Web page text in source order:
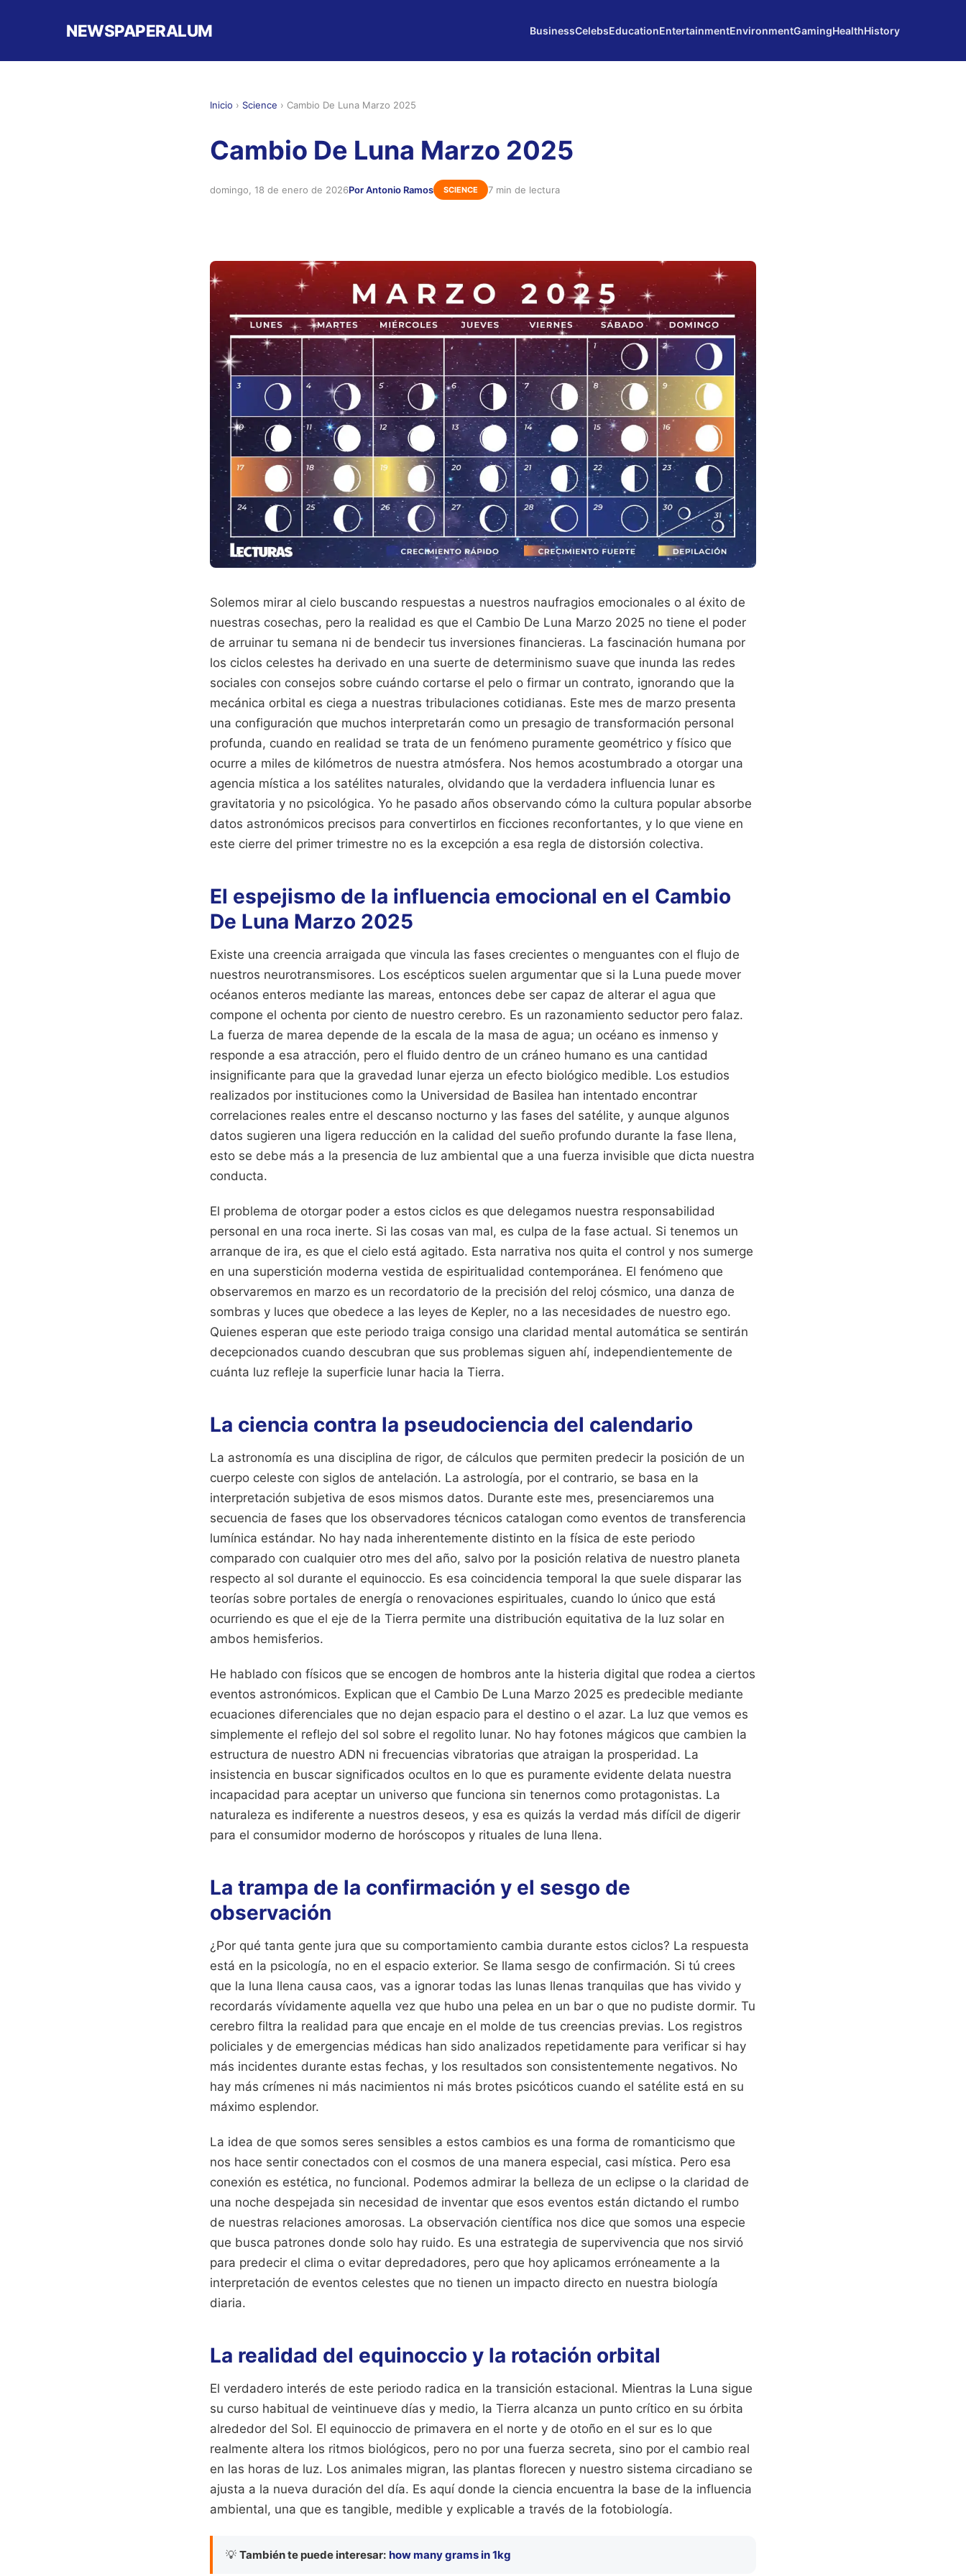
NEWSPAPERALUM BusinessCelebsEducationEntertainmentEnvironmentGamingHealthHistory
Inicio › Science › Cambio De Luna Marzo 2025
Cambio De Luna Marzo 2025
domingo, 18 de enero de 2026Por Antonio Ramos SCIENCE 7 min de lectura
Solemos mirar al cielo buscando respuestas a nuestros naufragios emocionales o al éxito de
nuestras cosechas, pero la realidad es que el Cambio De Luna Marzo 2025 no tiene el poder
de arruinar tu semana ni de bendecir tus inversiones financieras. La fascinación humana por
los ciclos celestes ha derivado en una suerte de determinismo suave que inunda las redes
sociales con consejos sobre cuándo cortarse el pelo o firmar un contrato, ignorando que la
mecánica orbital es ciega a nuestras tribulaciones cotidianas. Este mes de marzo presenta
una configuración que muchos interpretarán como un presagio de transformación personal
profunda, cuando en realidad se trata de un fenómeno puramente geométrico y físico que
ocurre a miles de kilómetros de nuestra atmósfera. Nos hemos acostumbrado a otorgar una
agencia mística a los satélites naturales, olvidando que la verdadera influencia lunar es
gravitatoria y no psicológica. Yo he pasado años observando cómo la cultura popular absorbe
datos astronómicos precisos para convertirlos en ficciones reconfortantes, y lo que viene en
este cierre del primer trimestre no es la excepción a esa regla de distorsión colectiva.
El espejismo de la influencia emocional en el Cambio
De Luna Marzo 2025
Existe una creencia arraigada que vincula las fases crecientes o menguantes con el flujo de
nuestros neurotransmisores. Los escépticos suelen argumentar que si la Luna puede mover
océanos enteros mediante las mareas, entonces debe ser capaz de alterar el agua que
compone el ochenta por ciento de nuestro cerebro. Es un razonamiento seductor pero falaz.
La fuerza de marea depende de la escala de la masa de agua; un océano es inmenso y
responde a esa atracción, pero el fluido dentro de un cráneo humano es una cantidad
insignificante para que la gravedad lunar ejerza un efecto biológico medible. Los estudios
realizados por instituciones como la Universidad de Basilea han intentado encontrar
correlaciones reales entre el descanso nocturno y las fases del satélite, y aunque algunos
datos sugieren una ligera reducción en la calidad del sueño profundo durante la fase llena,
esto se debe más a la presencia de luz ambiental que a una fuerza invisible que dicta nuestra
conducta.
El problema de otorgar poder a estos ciclos es que delegamos nuestra responsabilidad
personal en una roca inerte. Si las cosas van mal, es culpa de la fase actual. Si tenemos un
arranque de ira, es que el cielo está agitado. Esta narrativa nos quita el control y nos sumerge
en una superstición moderna vestida de espiritualidad contemporánea. El fenómeno que
observaremos en marzo es un recordatorio de la precisión del reloj cósmico, una danza de
sombras y luces que obedece a las leyes de Kepler, no a las necesidades de nuestro ego.
Quienes esperan que este periodo traiga consigo una claridad mental automática se sentirán
decepcionados cuando descubran que sus problemas siguen ahí, independientemente de
cuánta luz refleje la superficie lunar hacia la Tierra.
La ciencia contra la pseudociencia del calendario
La astronomía es una disciplina de rigor, de cálculos que permiten predecir la posición de un
cuerpo celeste con siglos de antelación. La astrología, por el contrario, se basa en la
interpretación subjetiva de esos mismos datos. Durante este mes, presenciaremos una
secuencia de fases que los observadores técnicos catalogan como eventos de transferencia
lumínica estándar. No hay nada inherentemente distinto en la física de este periodo
comparado con cualquier otro mes del año, salvo por la posición relativa de nuestro planeta
respecto al sol durante el equinoccio. Es esa coincidencia temporal la que suele disparar las
teorías sobre portales de energía o renovaciones espirituales, cuando lo único que está
ocurriendo es que el eje de la Tierra permite una distribución equitativa de la luz solar en
ambos hemisferios.
He hablado con físicos que se encogen de hombros ante la histeria digital que rodea a ciertos
eventos astronómicos. Explican que el Cambio De Luna Marzo 2025 es predecible mediante
ecuaciones diferenciales que no dejan espacio para el destino o el azar. La luz que vemos es
simplemente el reflejo del sol sobre el regolito lunar. No hay fotones mágicos que cambien la
estructura de nuestro ADN ni frecuencias vibratorias que atraigan la prosperidad. La
insistencia en buscar significados ocultos en lo que es puramente evidente delata nuestra
incapacidad para aceptar un universo que funciona sin tenernos como protagonistas. La
naturaleza es indiferente a nuestros deseos, y esa es quizás la verdad más difícil de digerir
para el consumidor moderno de horóscopos y rituales de luna llena.
La trampa de la confirmación y el sesgo de
observación
¿Por qué tanta gente jura que su comportamiento cambia durante estos ciclos? La respuesta
está en la psicología, no en el espacio exterior. Se llama sesgo de confirmación. Si tú crees
que la luna llena causa caos, vas a ignorar todas las lunas llenas tranquilas que has vivido y
recordarás vívidamente aquella vez que hubo una pelea en un bar o que no pudiste dormir. Tu
cerebro filtra la realidad para que encaje en el molde de tus creencias previas. Los registros
policiales y de emergencias médicas han sido analizados repetidamente para verificar si hay
más incidentes durante estas fechas, y los resultados son consistentemente negativos. No
hay más crímenes ni más nacimientos ni más brotes psicóticos cuando el satélite está en su
máximo esplendor.
La idea de que somos seres sensibles a estos cambios es una forma de romanticismo que
nos hace sentir conectados con el cosmos de una manera especial, casi mística. Pero esa
conexión es estética, no funcional. Podemos admirar la belleza de un eclipse o la claridad de
una noche despejada sin necesidad de inventar que esos eventos están dictando el rumbo
de nuestras relaciones amorosas. La observación científica nos dice que somos una especie
que busca patrones donde solo hay ruido. Es una estrategia de supervivencia que nos sirvió
para predecir el clima o evitar depredadores, pero que hoy aplicamos erróneamente a la
interpretación de eventos celestes que no tienen un impacto directo en nuestra biología
diaria.
La realidad del equinoccio y la rotación orbital
El verdadero interés de este periodo radica en la transición estacional. Mientras la Luna sigue
su curso habitual de veintinueve días y medio, la Tierra alcanza un punto crítico en su órbita
alrededor del Sol. El equinoccio de primavera en el norte y de otoño en el sur es lo que
realmente altera los ritmos biológicos, pero no por una fuerza secreta, sino por el cambio real
en las horas de luz. Los animales migran, las plantas florecen y nuestro sistema circadiano se
ajusta a la nueva duración del día. Es aquí donde la ciencia encuentra la base de la influencia
ambiental, una que es tangible, medible y explicable a través de la fotobiología.
💡 También te puede interesar: how many grams in 1kg